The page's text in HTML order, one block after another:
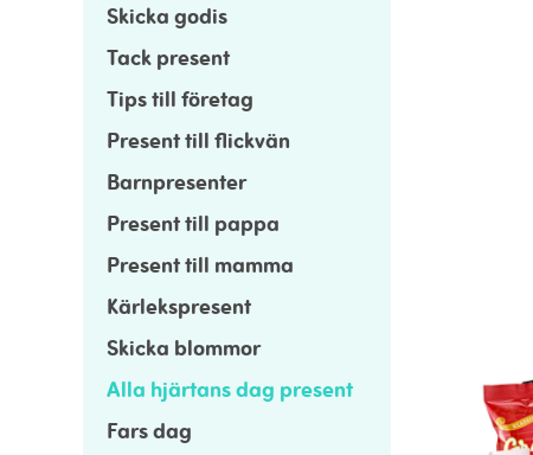
Skicka godis
Tack present
Tips till företag
Present till flickvän
Barnpresenter
Present till pappa
Present till mamma
Kärlekspresent
Skicka blommor
Alla hjärtans dag present
Fars dag